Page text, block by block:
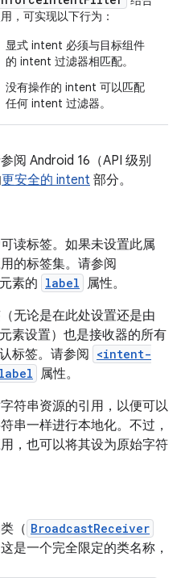
，可实现以下行为：
显式 intent 必须与目标组件
的 intent 过滤器相匹配。
没有操作的 intent 可以匹配
任何 intent 过滤器。
阅 Android 16（API 级别
更安全的 intent 部分。
读标签。如果未设置此属
的标签集。请参阅
元素的 label 属性。
无论是在此处设置还是由
元素设置）也是接收器的所有
标签。请参阅
<intent-
label 属性。
符串资源的引用，以便可以
串一样进行本地化。不过，
，也可以将其设为原始字符
（ BroadcastReceiver
是一个完全限定的类名称，